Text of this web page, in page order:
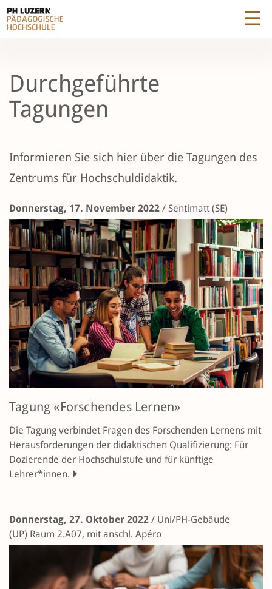
Durchgeführte
Tagungen
Informieren Sie sich hier über die Tagungen des
Zentrums für Hochschuldidaktik.
Donnerstag, 17. November 2022 / Sentimatt (SE)
Tagung «Forschendes Lernen»
Die Tagung verbindet Fragen des Forschenden Lernens mit
Herausforderungen der didaktischen Qualifizierung: Für
Dozierende der Hochschulstufe und für künftige
Lehrer*innen.
Donnerstag, 27. Oktober 2022 / Uni/PH-Gebäude
(UP) Raum 2.A07, mit anschl. Apéro